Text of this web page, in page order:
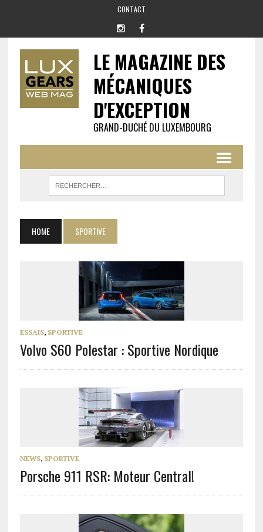
CONTACT
LE MAGAZINE DES
MÉCANIQUES
D'EXCEPTION
GRAND-DUCHÉ DU LUXEMBOURG
HOME SPORTIVE
ESSAIS, SPORTIVE
Volvo S60 Polestar : Sportive Nordique
NEWS, SPORTIVE
Porsche 911 RSR: Moteur Central!